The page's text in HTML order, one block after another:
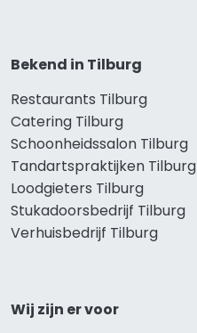
Bekend in Tilburg
Restaurants Tilburg
Catering Tilburg
Schoonheidssalon Tilburg
Tandartspraktijken Tilburg
Loodgieters Tilburg
Stukadoorsbedrijf Tilburg
Verhuisbedrijf Tilburg
Wij zijn er voor